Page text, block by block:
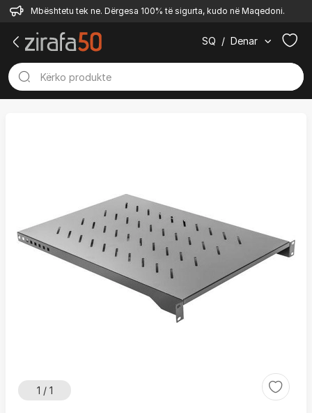
Mbështetu tek ne. Dërgesa 100% të sigurta, kudo në Maqedoni.
SQ / Denar
1 / 1